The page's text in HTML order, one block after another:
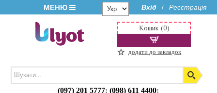
МЕНЮ Вхід / Реєстрація
(097) 201 5777;(098) 611 4400;
Кошик (0)
додати до закладок